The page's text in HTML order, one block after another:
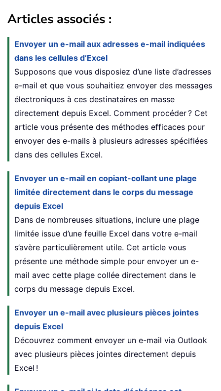
Articles associés :
Envoyer un e-mail aux adresses e-mail indiquées
dans les cellules d’Excel
Supposons que vous disposiez d’une liste d’adresses
e-mail et que vous souhaitiez envoyer des messages
électroniques à ces destinataires en masse
directement depuis Excel. Comment procéder ? Cet
article vous présente des méthodes efficaces pour
envoyer des e-mails à plusieurs adresses spécifiées
dans des cellules Excel.
Envoyer un e-mail en copiant-collant une plage
limitée directement dans le corps du message
depuis Excel
Dans de nombreuses situations, inclure une plage
limitée issue d’une feuille Excel dans votre e-mail
s’avère particulièrement utile. Cet article vous
présente une méthode simple pour envoyer un e-
mail avec cette plage collée directement dans le
corps du message depuis Excel.
Envoyer un e-mail avec plusieurs pièces jointes
depuis Excel
Découvrez comment envoyer un e-mail via Outlook
avec plusieurs pièces jointes directement depuis
Excel !